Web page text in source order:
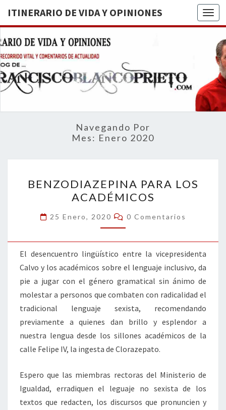
ITINERARIO DE VIDA Y OPINIONES
DE
BREVE
RECORRIDO
VITAL Y
ACTUALIDAD
Navegando Por
Mes: Enero 2020
PARA
LOS
ACADÉMICOS
BENZODIAZEPINA PARA LOS
ACADÉMICOS
25 Enero, 2020 Comentarios
0 Comentarios
El desencuentro lingüístico entre la vicepresidenta
Calvo y los académicos sobre el lenguaje inclusivo, da
pie a jugar con el género gramatical sin ánimo de
molestar a personos que combaten con radicalidad el
tradicional lenguaje sexista, recomendando
previamente a quienes dan brillo y esplendor a
nuestra lengua desde los sillones académicos de la
calle Felipe IV, la ingesta de Clorazepato.
Espero que las miembras rectoras del Ministerio de
Igualdad, erradiquen el leguaje no sexista de los
textos que redacten, los discursos que pronuncien y